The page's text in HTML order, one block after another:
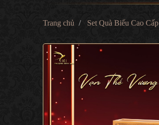
Trang chủ Set Quà Biếu Cao Cấp